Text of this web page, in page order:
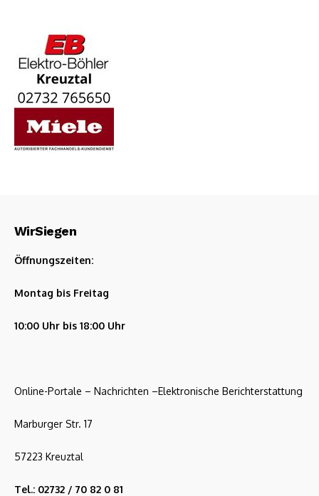
WirSiegen
Öffnungszeiten:
Montag bis Freitag
10:00 Uhr bis 18:00 Uhr
Online-Portale – Nachrichten –Elektronische Berichterstattung
Marburger Str. 17
57223 Kreuztal
Tel.: 02732 / 70 82 0 81